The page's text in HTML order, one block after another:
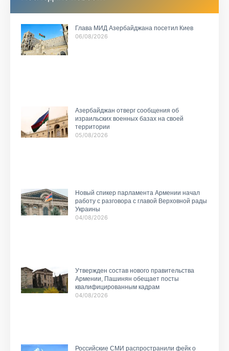
Глава МИД Азербайджана посетил Киев
06/08/2026
Азербайджан отверг сообщения об
израильских военных базах на своей
территории
05/08/2026
Новый спикер парламента Армении начал
работу с разговора с главой Верховной рады
Украины
04/08/2026
Утвержден состав нового правительства
Армении, Пашинян обещает посты
квалифицированным кадрам
04/08/2026
Российские СМИ распространили фейк о